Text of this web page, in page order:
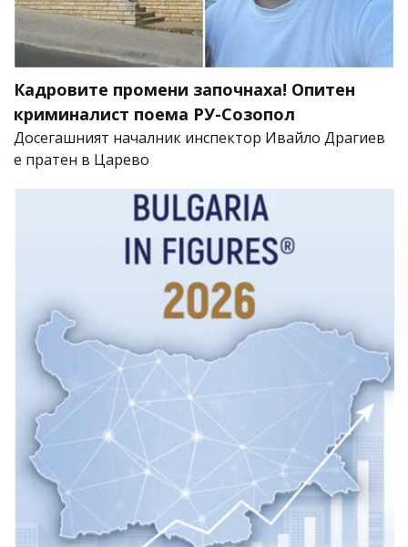
Кадровите промени започнаха! Опитен
криминалист поема РУ-Созопол
Досегашният началник инспектор Ивайло Драгиев
е пратен в Царево